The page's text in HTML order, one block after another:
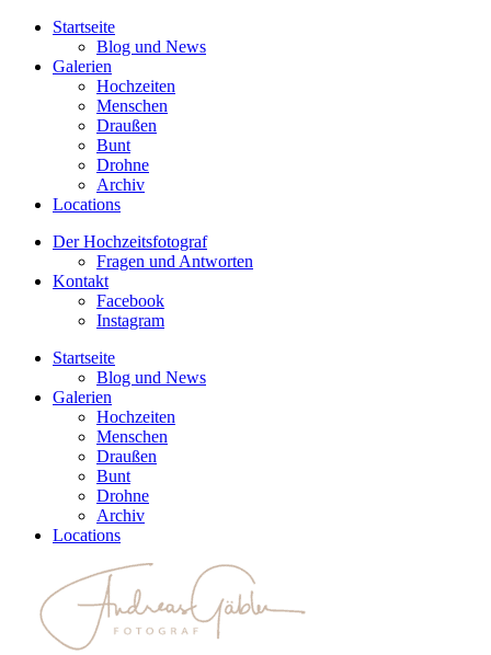
Startseite
Blog und News
Galerien
Hochzeiten
Menschen
Draußen
Bunt
Drohne
Archiv
Locations
Der Hochzeitsfotograf
Fragen und Antworten
Kontakt
Facebook
Instagram
Startseite
Blog und News
Galerien
Hochzeiten
Menschen
Draußen
Bunt
Drohne
Archiv
Locations